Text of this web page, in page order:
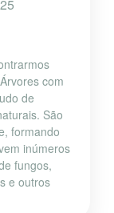
com
de
São
formando
inúmeros
fungos,
e outros